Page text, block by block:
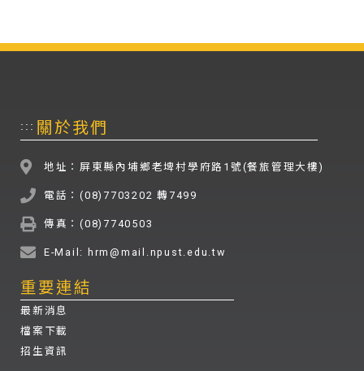
::: 關於我們
地址：屏東縣內埔鄉老埤村學府路1號(餐旅管理大樓)
電話：(08)7703202 轉7499
傳真：(08)7740503
E-Mail: hrm@mail.npust.edu.tw
重要連結
最新消息
檔案下載
招生資訊